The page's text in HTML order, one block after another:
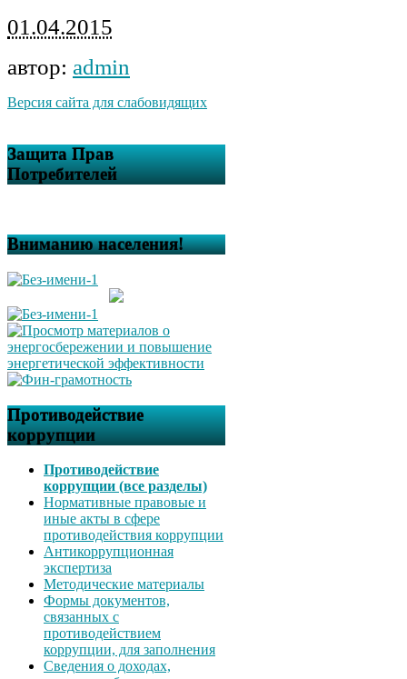
01.04.2015
автор: admin
Версия сайта для слабовидящих
Защита Прав
Потребителей
Вниманию населения!
Противодействие
коррупции
Противодействие
коррупции (все разделы)
Нормативные правовые и
иные акты в сфере
противодействия коррупции
Антикоррупционная
экспертиза
Методические материалы
Формы документов,
связанных с
противодействием
коррупции, для заполнения
Сведения о доходах,